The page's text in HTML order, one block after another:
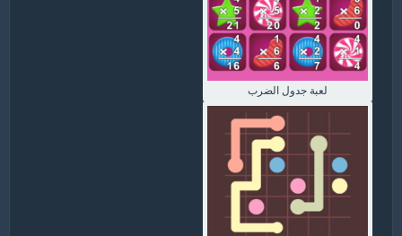
لعبة جدول الضرب